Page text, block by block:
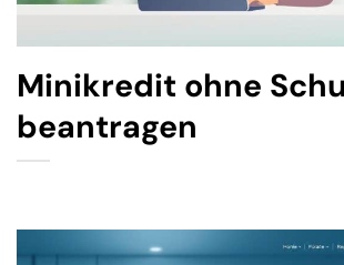
Minikredit ohne
beantragen